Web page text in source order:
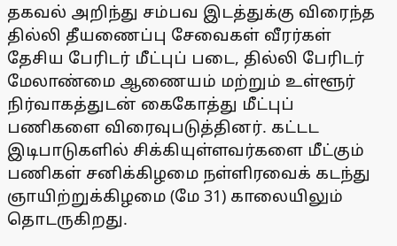
தகவல் அறிந்து சம்பவ இடத்துக்கு விரைந்த
தில்லி தீயணைப்பு சேவைகள் வீரர்கள்
தேசிய பேரிடர் மீட்புப் படை, தில்லி பேரிடர்
மேலாண்மை ஆணையம் மற்றும் உள்ளூர்
நிர்வாகத்துடன் கைகோத்து மீட்புப்
பணிகளை விரைவுபடுத்தினர். கட்டட
இடிபாடுகளில் சிக்கியுள்ளவர்களை மீட்கும்
பணிகள் சனிக்கிழமை நள்ளிரவைக் கடந்து
ஞாயிற்றுக்கிழமை (மே 31) காலையிலும்
தொடருகிறது.